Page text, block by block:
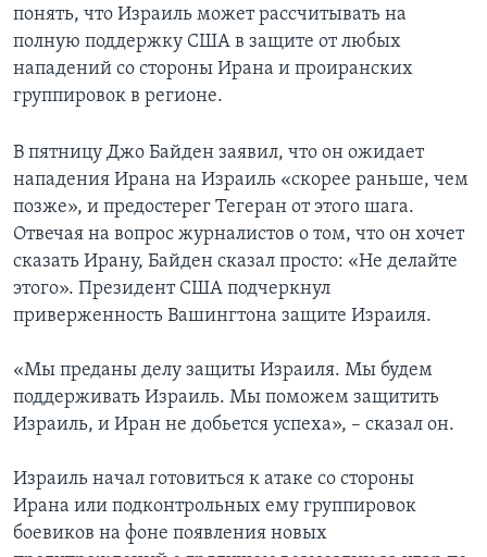
понять, что Израиль может рассчитывать на
полную поддержку США в защите от любых
нападений со стороны Ирана и проиранских
группировок в регионе.
В пятницу Джо Байден заявил, что он ожидает
нападения Ирана на Израиль «скорее раньше, чем
позже», и предостерег Тегеран от этого шага.
Отвечая на вопрос журналистов о том, что он хочет
сказать Ирану, Байден сказал просто: «Не делайте
этого». Президент США подчеркнул
приверженность Вашингтона защите Израиля.
«Мы преданы делу защиты Израиля. Мы будем
поддерживать Израиль. Мы поможем защитить
Израиль, и Иран не добьется успеха», – сказал он.
Израиль начал готовиться к атаке со стороны
Ирана или подконтрольных ему группировок
боевиков на фоне появления новых